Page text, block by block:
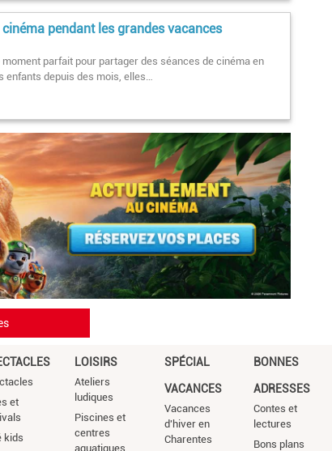
pendant les grandes vacances
parfait pour partager des séances de cinéma en
depuis des mois, elles…
et
kids
LOISIRS
Ateliers
ludiques
Piscines et
centres
aquatiques
SPÉCIAL
VACANCES
Vacances
d'hiver en
Charentes
BONNES
ADRESSES
Contes et
lectures
Bons plans